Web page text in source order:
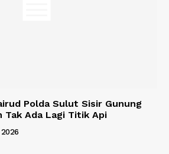
Polda Sulut Sisir Gunung
Tak Ada Lagi Titik Api